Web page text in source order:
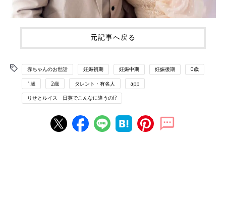
元記事へ戻る
赤ちゃんのお世話 妊娠初期 妊娠中期 妊娠後期 0歳
1歳 2歳 タレント・有名人 app
りせとルイス 日英でこんなに違うの!?